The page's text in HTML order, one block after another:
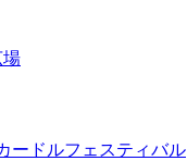
場
ードルフェスティバル